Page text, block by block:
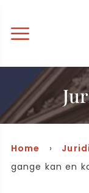
Home ›
gange kan en